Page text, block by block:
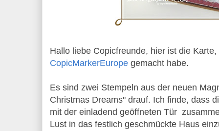
Hallo liebe Copicfreunde, hier ist die
CopicMarkerEurope gemacht habe.
Es sind zwei Stempeln aus der neuen
Christmas Dreams" drauf. Ich finde, dass
mit der einladend geöffneten Tür
Lust in das festlich geschmückte Haus